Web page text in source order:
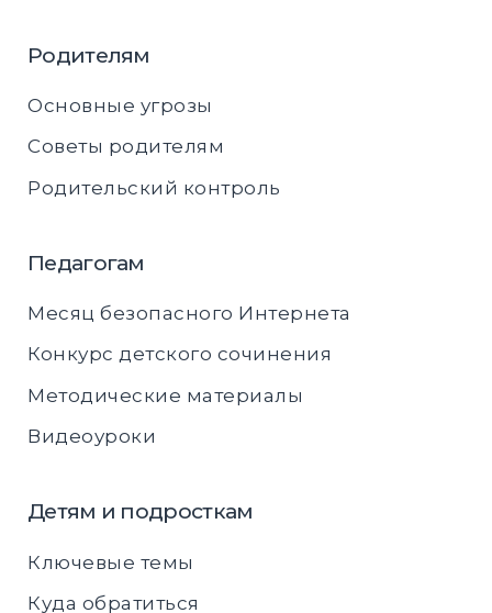
Родителям
Основные угрозы
Советы родителям
Родительский контроль
Педагогам
Месяц безопасного Интернета
Конкурс детского сочинения
Методические материалы
Видеоуроки
Детям и подросткам
Ключевые темы
Куда обратиться